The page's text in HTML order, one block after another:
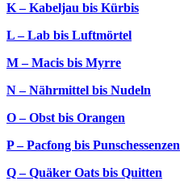
K – Kabeljau bis Kürbis
L – Lab bis Luftmörtel
M – Macis bis Myrre
N – Nährmittel bis Nudeln
O – Obst bis Orangen
P – Pacfong bis Punschessenzen
Q – Quäker Oats bis Quitten